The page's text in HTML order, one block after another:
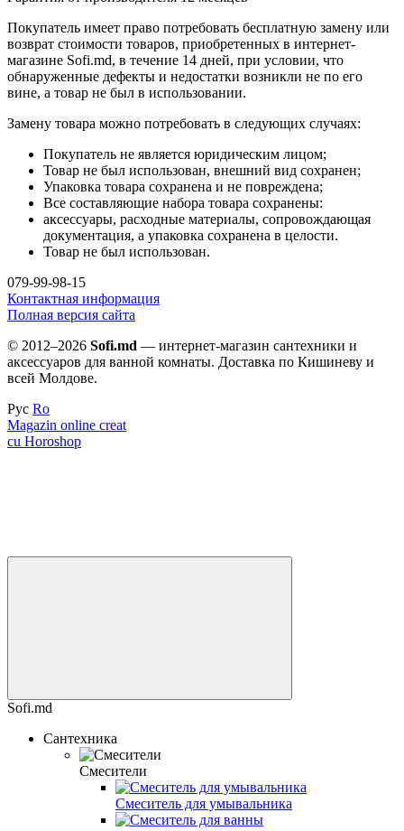
Покупатель имеет право потребовать бесплатную замену или
возврат стоимости товаров, приобретенных в интернет-
магазине Sofi.md, в течение 14 дней, при условии, что
обнаруженные дефекты и недостатки возникли не по его
вине, а товар не был в использовании.
Замену товара можно потребовать в следующих случаях:
Покупатель не является юридическим лицом;
Товар не был использован, внешний вид сохранен;
Упаковка товара сохранена и не повреждена;
Все составляющие набора товара сохранены:
аксессуары, расходные материалы, сопровождающая
документация, а упаковка сохранена в целости.
Товар не был использован.
079-99-98-15
Контактная информация
Полная версия сайта
© 2012–2026 Sofi.md — интернет-магазин сантехники и
аксессуаров для ванной комнаты. Доставка по Кишиневу и
всей Молдове.
Рус Ro
Magazin online creat
cu Horoshop
Sofi.md
Сантехника
Смесители
Смеситель для умывальника